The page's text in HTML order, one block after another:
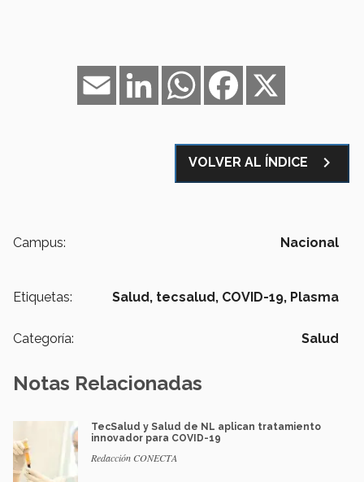
Facebook
WhatsApp
LinkedIn
Email
VOLVER AL ÍNDICE navigate_next
Campus: Nacional
Etiquetas: Salud, tecsalud, COVID-19, Plasma
Categoría: Salud
Notas Relacionadas
TecSalud y Salud de NL aplican tratamiento
innovador para COVID-19
Redacción CONECTA